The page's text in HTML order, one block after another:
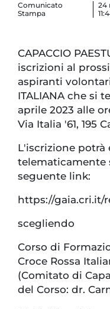
Comunicato
Stampa
24
CAPACCIO
iscrizioni al
aspiranti volontari
ITALIANA che si
aprile 2023 alle
Via Italia '61, 195
L'iscrizione potrà
telematicamente
seguente link:
https://gaia.cri.it/
scegliendo
Corso di
Croce Rossa
(Comitato di
del Corso: dr.